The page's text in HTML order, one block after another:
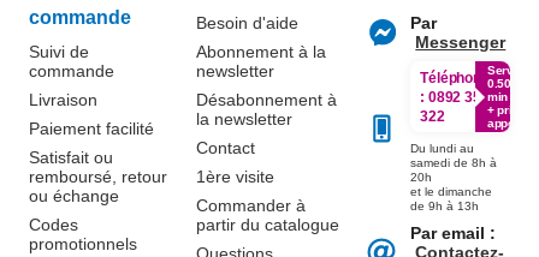
commande
Suivi de
commande
Livraison
Paiement facilité
Satisfait ou
remboursé, retour
ou échange
Codes
promotionnels
Besoin d'aide
Abonnement à la
newsletter
Désabonnement à
la newsletter
Contact
1ère visite
Commander à
partir du catalogue
Par
Messenger
Téléphone
: 0892 350
322
Service
0.50€ /
min
+ prix
appel
Du lundi au
samedi de 8h à
20h
et le dimanche
de 9h à 13h
Par email :
Contactez-